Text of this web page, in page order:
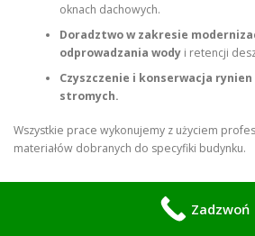
oknach dachowych.
Doradztwo w zakresie
odprowadzania wodyi retencji
Czyszczenie i konserwacja rynien
stromych.
Wszystkie prace wykonujemy z użyciem
materiałów dobranych do specyfiki budynku.
Zadzwoń